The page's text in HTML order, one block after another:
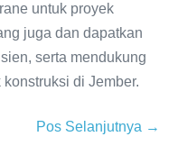
untuk proyek
juga dan dapatkan
serta mendukung
di Jember.
Pos Selanjutnya →